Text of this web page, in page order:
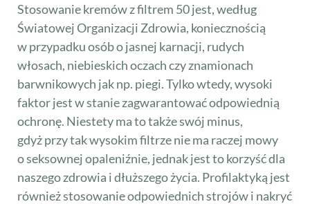
Stosowanie kremów z filtrem 50 jest, według
Światowej Organizacji Zdrowia, koniecznością
w przypadku osób o jasnej karnacji, rudych
włosach, niebieskich oczach czy znamionach
barwnikowych jak np. piegi. Tylko wtedy, wysoki
faktor jest w stanie zagwarantować odpowiednią
ochronę. Niestety ma to także swój minus,
gdyż przy tak wysokim filtrze nie ma raczej mowy
o seksownej opaleniźnie, jednak jest to korzyść dla
naszego zdrowia i dłuższego życia. Profilaktyką jest
również stosowanie odpowiednich strojów i nakryć